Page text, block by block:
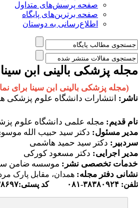
صفحه پرسش‌های متداول
صفحه برترین‌های پایگاه
اطلاع‌رسانی به دوستان
مجله پزشکی بالینی ابن سینا
(مجله پزشکی بالینی ابن سینا برای
ناشر: انتشارات دانشگاه علوم پزشکی
نام قدیم: مجله علمی دانشگاه علوم
مدیر مسئول: دکتر سید حبیب الله
سردبیر: دکتر سید حمید هاشمی
مدیر اجرایی: دکتر مسعود کورکی
خدمات تخصصی نشر : موسسه ضامن
نشانی دفتر مجله: همدان، مقابل پارک
تلفن: ۳۸۳۸۰۹۲۴-۰۸۱ کد پستی:۳۸۶۹۷-